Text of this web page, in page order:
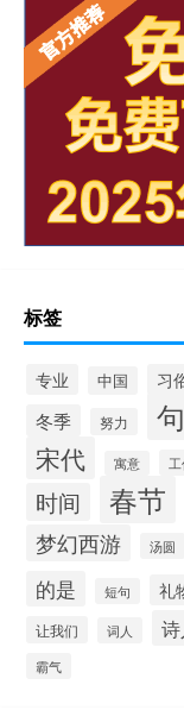
标签
专业 中国 习
冬季 努力
宋代 寓意
时间 春节
梦幻西游 汤圆
的是 短句 礼
让我们 词人 诗
霸气